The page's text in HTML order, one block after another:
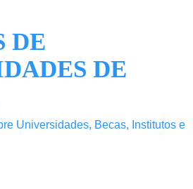
DE
DE
Universidades, Becas, Institutos e